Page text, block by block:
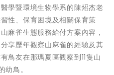
學暨環境生物學系的陳炤杰老
性、保育困境及相關保育策
麻雀生態服務給付方案內容，
享歷年觀察山麻雀的經驗及其
鳥友在那瑪夏區觀察到11隻山
鳥。